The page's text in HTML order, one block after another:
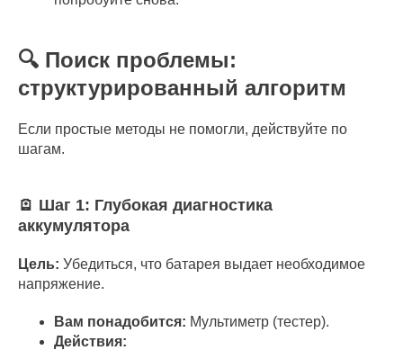
🔍 Поиск проблемы:
структурированный алгоритм
Если простые методы не помогли, действуйте по
шагам.
🪫 Шаг 1: Глубокая диагностика
аккумулятора
Цель: Убедиться, что батарея выдает необходимое
напряжение.
Вам понадобится: Мультиметр (тестер).
Действия: